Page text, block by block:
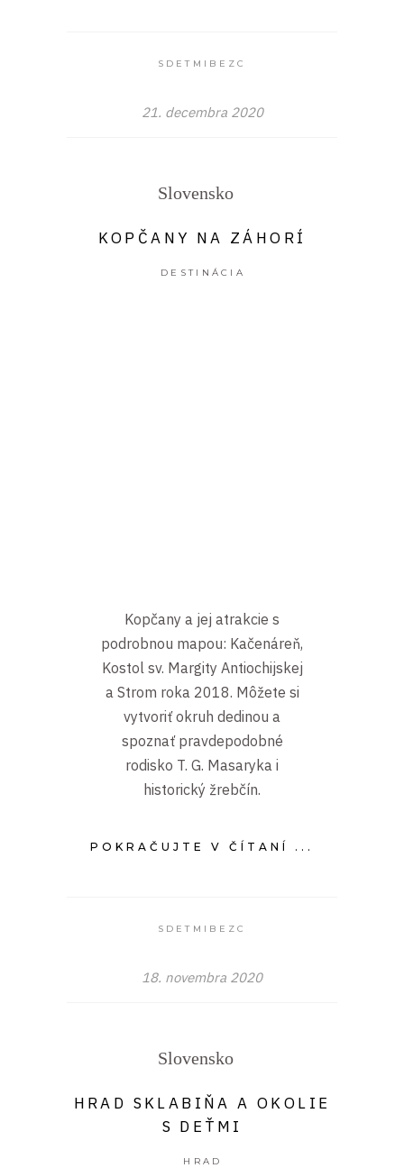
SDETMIBEZC
21. decembra 2020
Slovensko
KOPČANY NA ZÁHORÍ
DESTINÁCIA
Kopčany a jej atrakcie s
podrobnou mapou: Kačenáreň,
Kostol sv. Margity Antiochijskej
a Strom roka 2018. Môžete si
vytvoriť okruh dedinou a
spoznať pravdepodobné
rodisko T. G. Masaryka i
historický žrebčín.
POKRAČUJTE V ČÍTANÍ ...
SDETMIBEZC
18. novembra 2020
Slovensko
HRAD SKLABIŇA A OKOLIE
S DEŤMI
HRAD